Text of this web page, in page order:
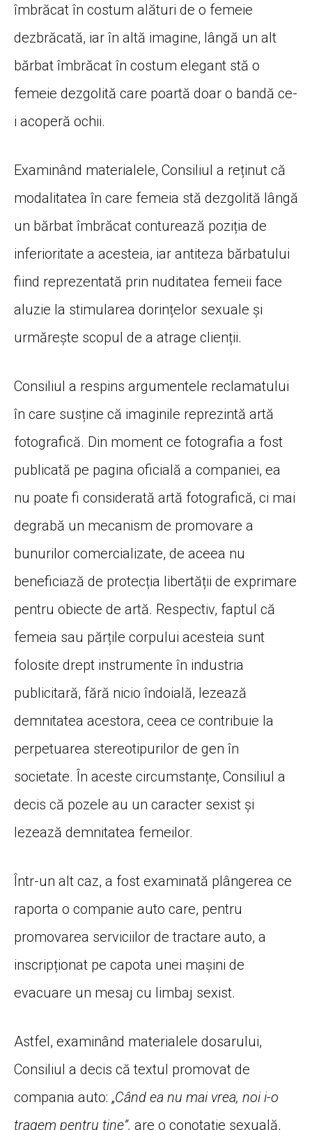
îmbrăcat în costum alături de o femeie
dezbrăcată, iar în altă imagine, lângă un alt
bărbat îmbrăcat în costum elegant stă o
femeie dezgolită care poartă doar o bandă ce-
i acoperă ochii.
Examinând materialele, Consiliul a reținut că
modalitatea în care femeia stă dezgolită lângă
un bărbat îmbrăcat conturează poziția de
inferioritate a acesteia, iar antiteza bărbatului
fiind reprezentată prin nuditatea femeii face
aluzie la stimularea dorințelor sexuale și
urmărește scopul de a atrage clienții.
Consiliul a respins argumentele reclamatului
în care susține că imaginile reprezintă artă
fotografică. Din moment ce fotografia a fost
publicată pe pagina oficială a companiei, ea
nu poate fi considerată artă fotografică, ci mai
degrabă un mecanism de promovare a
bunurilor comercializate, de aceea nu
beneficiază de protecția libertății de exprimare
pentru obiecte de artă. Respectiv, faptul că
femeia sau părțile corpului acesteia sunt
folosite drept instrumente în industria
publicitară, fără nicio îndoială, lezează
demnitatea acestora, ceea ce contribuie la
perpetuarea stereotipurilor de gen în
societate. În aceste circumstanțe, Consiliul a
decis că pozele au un caracter sexist și
lezează demnitatea femeilor.
Într-un alt caz, a fost examinată plângerea ce
raporta o companie auto care, pentru
promovarea serviciilor de tractare auto, a
inscripționat pe capota unei mașini de
evacuare un mesaj cu limbaj sexist.
Astfel, examinând materialele dosarului,
Consiliul a decis că textul promovat de
compania auto: „Când ea nu mai vrea, noi i-o
tragem pentru tine”, are o conotație sexuală,